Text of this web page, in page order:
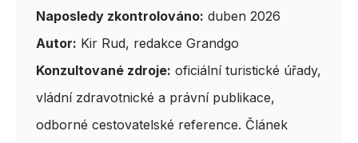
Naposledy zkontrolováno: duben 2026
Autor: Kir Rud, redakce Grandgo
Konzultované zdroje: oficiální turistické úřady,
vládní zdravotnické a právní publikace,
odborné cestovatelské reference. Článek